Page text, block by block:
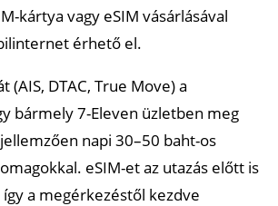
kártya vagy eSIM vásárlásával
érhető el.
(AIS, DTAC, True Move) a
bármely 7-Eleven üzletben meg
napi 30–50 baht-os
eSIM-et az utazás előtt is
a megérkezéstől kezdve